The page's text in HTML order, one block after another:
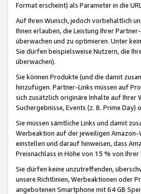
Format erscheint) als Parameter in die
Auf Ihren Wunsch, jedoch vorbehaltlich
Ihnen erlauben, die Leistung Ihrer
überwachen und zu optimieren. Unter
Sie dürfen beispielsweise Nutzern, die
überwachen).
Sie können Produkte (und die damit
hinzufügen. Partner-Links müssen auf
sich zusätzlich originäre Inhalte auf Ihrer
Suchergebnisse, Events (z. B. Prime
Sie müssen sämtliche Links und damit
Werbeaktion auf der jeweiligen Amazon-
einstellen und darauf hinweisen, dass
Preisnachlass in Höhe von 15 % von
Sie dürfen keine unzutreffenden,
unsere Richtlinien, Werbeaktionen oder
angebotenen Smartphone mit 64 GB